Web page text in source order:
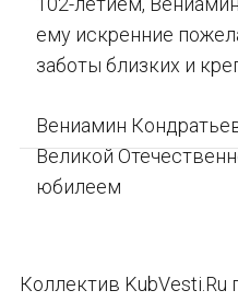
ему искренние
заботы близких и
Вениамин
Великой
юбилеем
Коллектив